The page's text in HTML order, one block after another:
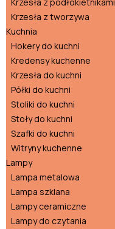
Krzesła z podłokietnikami
Krzesła z tworzywa
Kuchnia
Hokery do kuchni
Kredensy kuchenne
Krzesła do kuchni
Półki do kuchni
Stoliki do kuchni
Stoły do kuchni
Szafki do kuchni
Witryny kuchenne
Lampy
Lampa metalowa
Lampa szklana
Lampy ceramiczne
Lampy do czytania